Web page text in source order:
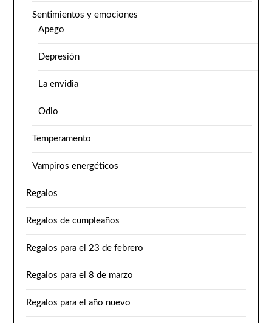
Sentimientos y emociones
Apego
Depresión
La envidia
Odio
Temperamento
Vampiros energéticos
Regalos
Regalos de cumpleaños
Regalos para el 23 de febrero
Regalos para el 8 de marzo
Regalos para el año nuevo